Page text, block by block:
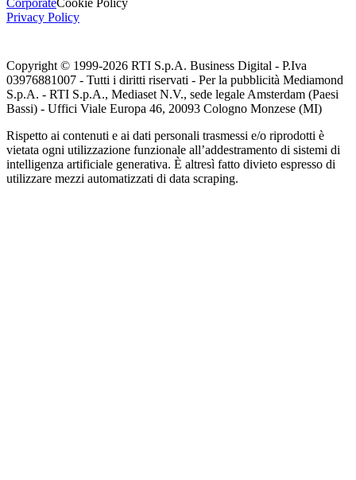
CorporateCookie Policy
Privacy Policy
Copyright © 1999-2026 RTI S.p.A. Business Digital - P.Iva
03976881007 - Tutti i diritti riservati - Per la pubblicità Mediamond
S.p.A. - RTI S.p.A., Mediaset N.V., sede legale Amsterdam (Paesi
Bassi) - Uffici Viale Europa 46, 20093 Cologno Monzese (MI)
Rispetto ai contenuti e ai dati personali trasmessi e/o riprodotti è
vietata ogni utilizzazione funzionale all’addestramento di sistemi di
intelligenza artificiale generativa. È altresì fatto divieto espresso di
utilizzare mezzi automatizzati di data scraping.